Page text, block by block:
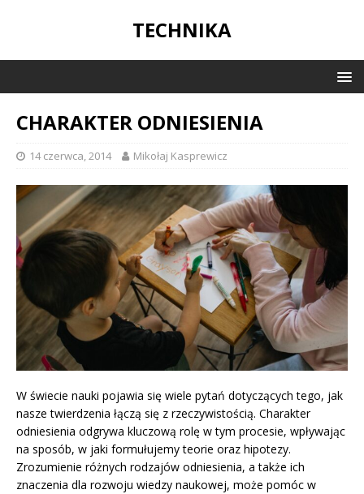
TECHNIKA
CHARAKTER ODNIESIENIA
14 czerwca, 2014 Mikołaj Kasprewicz
W świecie nauki pojawia się wiele pytań dotyczących tego, jak
nasze twierdzenia łączą się z rzeczywistością. Charakter
odniesienia odgrywa kluczową rolę w tym procesie, wpływając
na sposób, w jaki formułujemy teorie oraz hipotezy.
Zrozumienie różnych rodzajów odniesienia, a także ich
znaczenia dla rozwoju wiedzy naukowej, może pomóc w